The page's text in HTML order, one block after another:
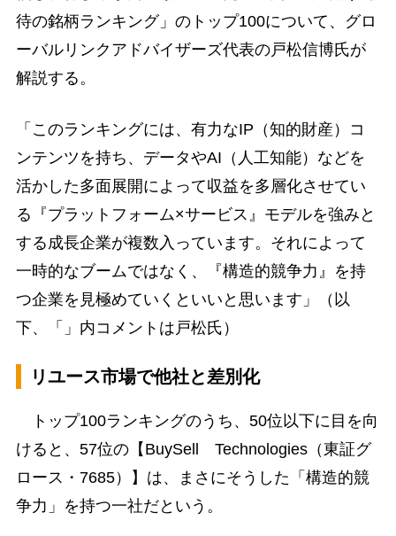
待の銘柄ランキング」のトップ100について、グロ
ーバルリンクアドバイザーズ代表の戸松信博氏が
解説する。
「このランキングには、有力なIP（知的財産）コ
ンテンツを持ち、データやAI（人工知能）などを
活かした多面展開によって収益を多層化させてい
る『プラットフォーム×サービス』モデルを強みと
する成長企業が複数入っています。それによって
一時的なブームではなく、『構造的競争力』を持
つ企業を見極めていくといいと思います」（以
下、「」内コメントは戸松氏）
リユース市場で他社と差別化
トップ100ランキングのうち、50位以下に目を向
けると、57位の【BuySell Technologies（東証グ
ロース・7685）】は、まさにそうした「構造的競
争力」を持つ一社だという。